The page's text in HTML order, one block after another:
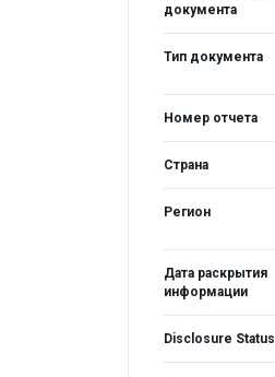
документа
Тип документа
Номер отчета
Страна
Регион
Дата раскрытия
информации
Disclosure Status